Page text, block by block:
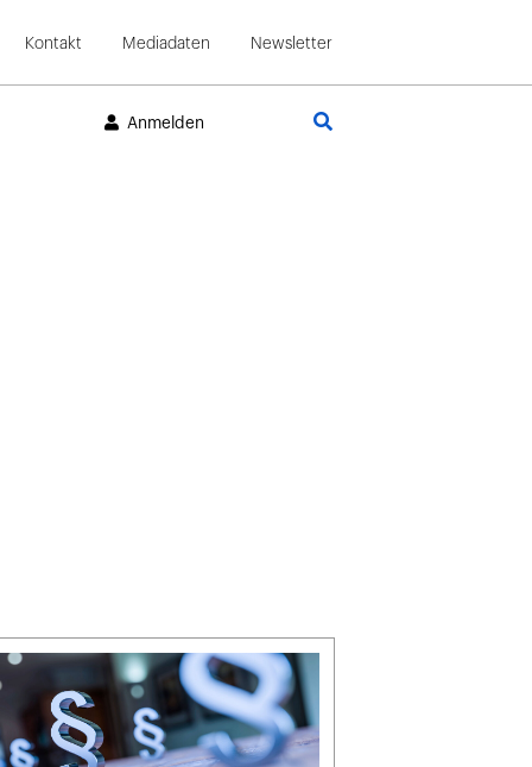
Kontakt Mediadaten Newsletter
Anmelden